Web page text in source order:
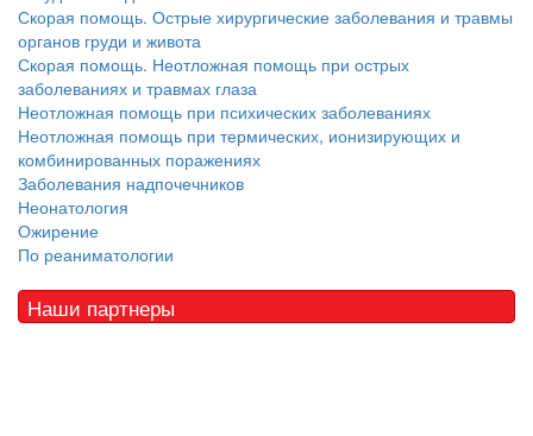
Скорая помощь. Острые хирургические заболевания и травмы
органов груди и живота
Скорая помощь. Неотложная помощь при острых
заболеваниях и травмах глаза
Неотложная помощь при психических заболеваниях
Неотложная помощь при термических, ионизирующих и
комбинированных поражениях
Заболевания надпочечников
Неонатология
Ожирение
По реаниматологии
Наши партнеры